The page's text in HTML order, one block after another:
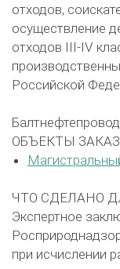
отходов,
осуществление
отходов III-IV
Российской
Балтнефтепровод
ОБЪЕКТЫ
ЧТО СДЕЛАНО
Экспертное
при исчислении